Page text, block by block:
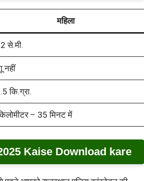
महिला
से.मी.
नहीं
कि.ग्रा.
– 35 मिनट में
Kaise Download kare